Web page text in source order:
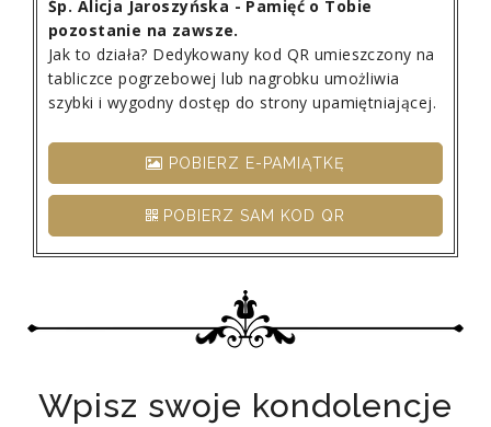
Śp. Alicja Jaroszyńska - Pamięć o Tobie
pozostanie na zawsze.
Jak to działa? Dedykowany kod QR umieszczony na
tabliczce pogrzebowej lub nagrobku umożliwia
szybki i wygodny dostęp do strony upamiętniającej.
POBIERZ E-PAMIĄTKĘ
POBIERZ SAM KOD QR
Wpisz swoje kondolencje